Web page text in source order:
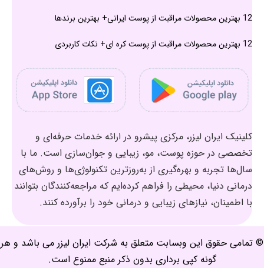
12 بهترین محصولات مراقبت از پوست ایرانی+ بهترین برندها
12 بهترین محصولات مراقبت از پوست کره ای+ نکات کاربردی
کلینیک ایران لیزر، مرکزی پیشرو در ارائه خدمات حرفه‌ای و
تخصصی در حوزه پوست، مو، زیبایی و جوان‌سازی است. ما با
سال‌ها تجربه و بهره‌گیری از به‌روزترین تکنولوژی‌ها و روش‌های
درمانی دنیا، محیطی را فراهم کرده‌ایم که مراجعه‌کنندگان بتوانند
با اطمینان، نیازهای زیبایی و درمانی خود را برآورده کنند.
© تمامی حقوق این وبسابت متعلق به شرکت ایران لیزر می باشد و هر
گونه کپی برداری بدون ذکر منبع ممنوع است.